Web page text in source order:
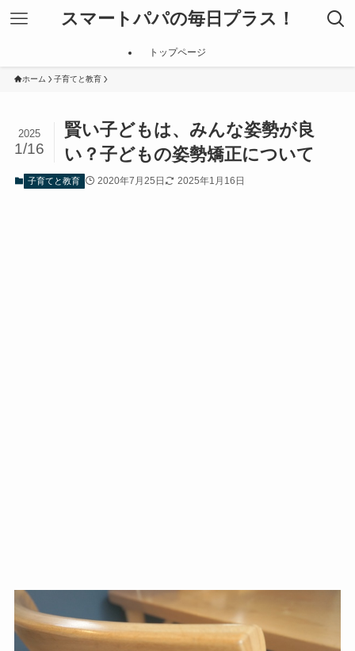
スマートパパの毎日プラス！
トップページ
ホーム 子育てと教育
賢い子どもは、みんな姿勢が良
い？子どもの姿勢矯正について
2025
1/16
子育てと教育 2020年7月25日 2025年1月16日